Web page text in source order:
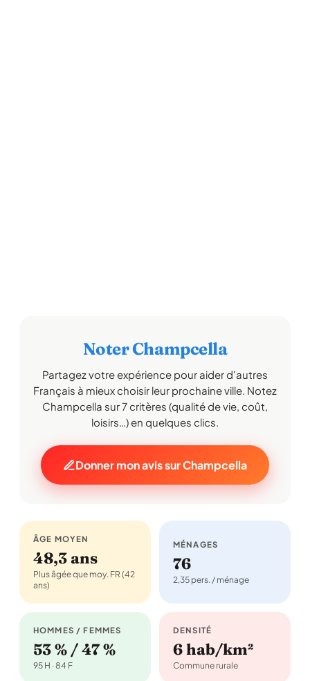
Noter Champcella
Partagez votre expérience pour aider d'autres
Français à mieux choisir leur prochaine ville. Notez
Champcella sur 7 critères (qualité de vie, coût,
loisirs…) en quelques clics.
Donner mon avis sur Champcella
ÂGE MOYEN
48,3 ans
Plus âgée que moy. FR (42
ans)
MÉNAGES
76
2,35 pers. / ménage
HOMMES / FEMMES
53 % / 47 %
95 H · 84 F
DENSITÉ
6 hab/km²
Commune rurale